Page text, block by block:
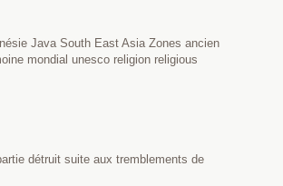
Java South East Asia Zones ancien
mondial unesco religion religious
détruit suite aux tremblements de